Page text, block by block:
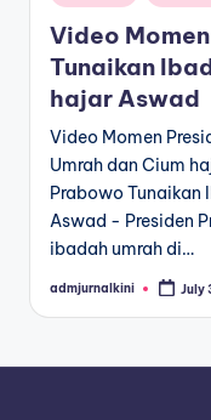
n
in
Video
Tunaikan
hajar Aswad
Video Momen
Umrah dan Cium
Prabowo Tunaikan
Aswad - Presiden
ibadah umrah di…
Posted
admjurnalkini July